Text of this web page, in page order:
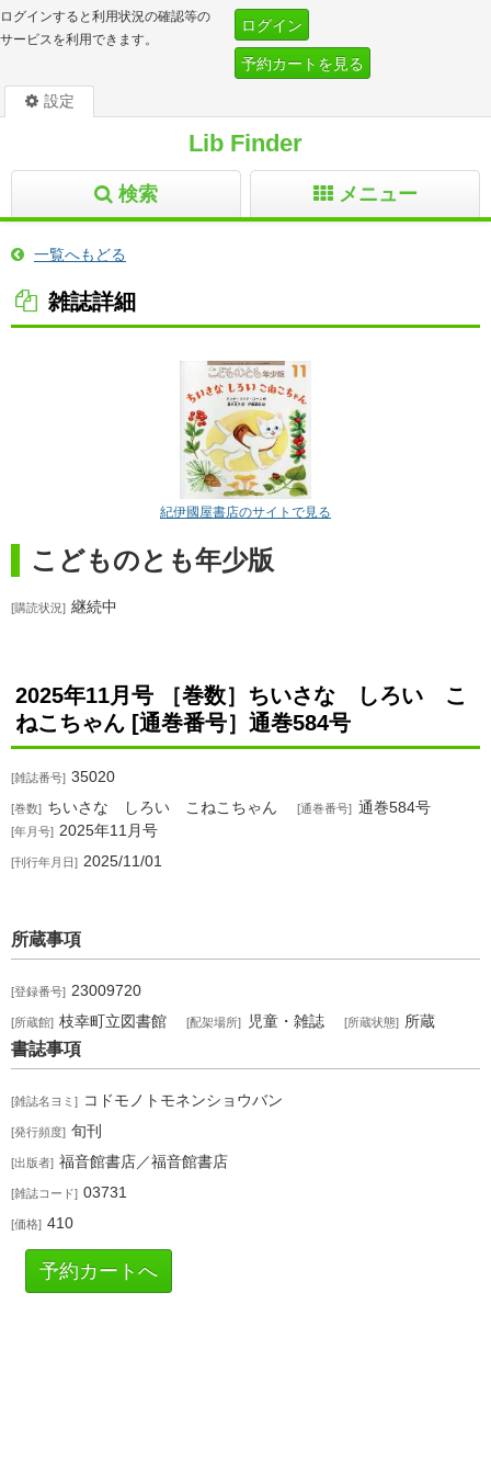
ログインすると利用状況の確認等の
サービスを利用できます。
ログイン
予約カートを見る
設定
Lib Finder
検索 メニュー
一覧へもどる
雑誌詳細
紀伊國屋書店のサイトで見る
こどものとも年少版
購読状況 継続中
2025年11月号 ［巻数］ちいさな しろい こ
ねこちゃん [通巻番号］通巻584号
雑誌番号 35020
巻数 ちいさな しろい こねこちゃん 通巻番号 通巻584号
年月号 2025年11月号
刊行年月日 2025/11/01
所蔵事項
登録番号 23009720
所蔵館 枝幸町立図書館 配架場所 児童・雑誌 所蔵状態 所蔵
書誌事項
雑誌名ヨミ コドモノトモネンショウバン
発行頻度 旬刊
出版者 福音館書店／福音館書店
雑誌コード 03731
価格 410
予約カートへ